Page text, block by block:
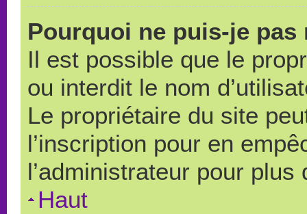
Pourquoi ne puis-je pas
Il est possible que le
ou interdit le nom
Le propriétaire du site
l’inscription pour en
l’administrateur pour
Haut